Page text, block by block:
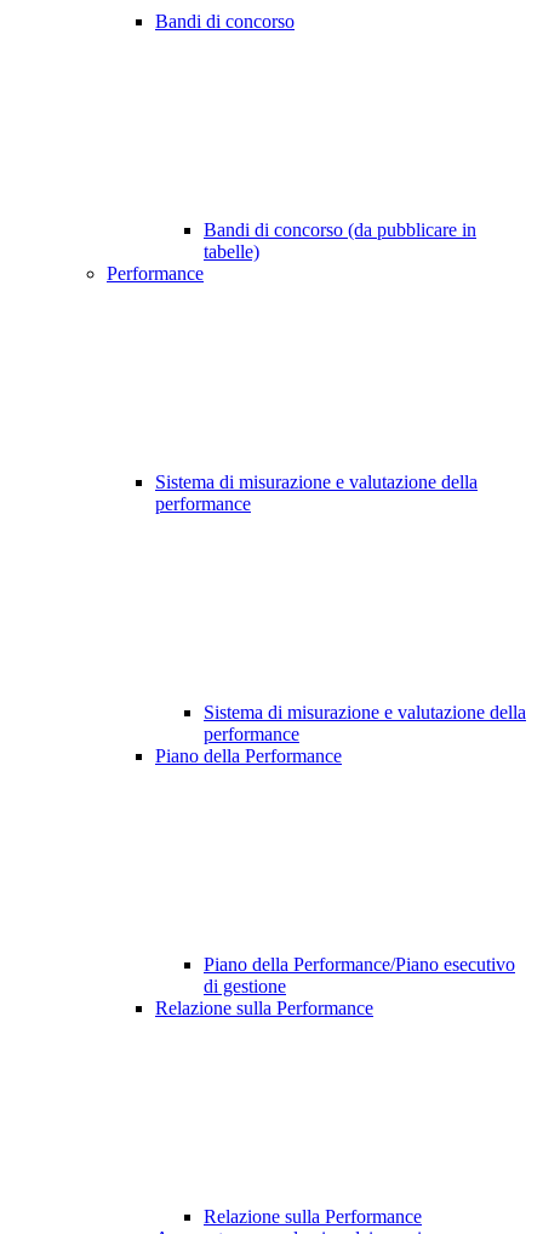
Bandi di concorso
Bandi di concorso (da pubblicare in
tabelle)
Performance
Sistema di misurazione e valutazione della
performance
Sistema di misurazione e valutazione della
performance
Piano della Performance
Piano della Performance/Piano esecutivo
di gestione
Relazione sulla Performance
Relazione sulla Performance